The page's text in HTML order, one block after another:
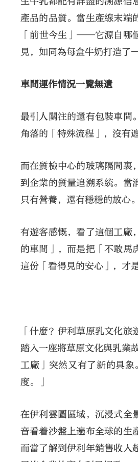
產品的品質。當生產線末端
「前世今生」──它源自哪
見，如同為每盒牛奶打造了
車間運作情況一覽無遺
最引人關注的還有包裝車間
角落的「特殊流程」，沒有
而在質檢中心的玻璃隔間裏
到企業的質量追溯系統。當
只有營養，還有穩穩的放心。
有遊客感慨，看了這個工廠
的車間」，而是把「不敢馬
這份「看得見的安心」，才
「什麼？伊利草原乳文化
踏入一座將草原文化與乳業
工廠」突然又有了新的具
度。」
在伊利雲圖區域，沉浸式全
音看着沙盤上遍布全球的生
而當了解到伊利年銷售收入